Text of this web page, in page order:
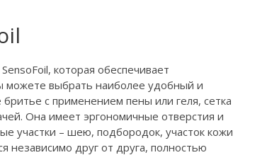
которая обеспечивает
можете выбрать наиболее удобный и
с применением пены или геля, сетка
Она имеет эргономичные отверстия и
участки – шею, подбородок, участок кожи
друг от друга, полностью